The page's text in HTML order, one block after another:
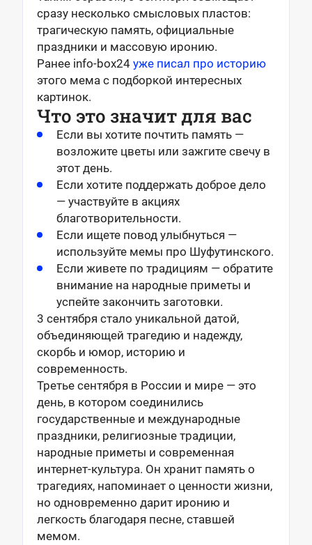
сразу несколько смысловых пластов:
трагическую память, официальные
праздники и массовую иронию.
Ранее info-box24 уже писал про историю
этого мема с подборкой интересных
картинок.
Что это значит для вас
Если вы хотите почтить память —
возложите цветы или зажгите свечу в
этот день.
Если хотите поддержать доброе дело
— участвуйте в акциях
благотворительности.
Если ищете повод улыбнуться —
используйте мемы про Шуфутинского.
Если живете по традициям — обратите
внимание на народные приметы и
успейте закончить заготовки.
3 сентября стало уникальной датой,
объединяющей трагедию и надежду,
скорбь и юмор, историю и
современность.
Третье сентября в России и мире — это
день, в котором соединились
государственные и международные
праздники, религиозные традиции,
народные приметы и современная
интернет-культура. Он хранит память о
трагедиях, напоминает о ценности жизни,
но одновременно дарит иронию и
легкость благодаря песне, ставшей
мемом.